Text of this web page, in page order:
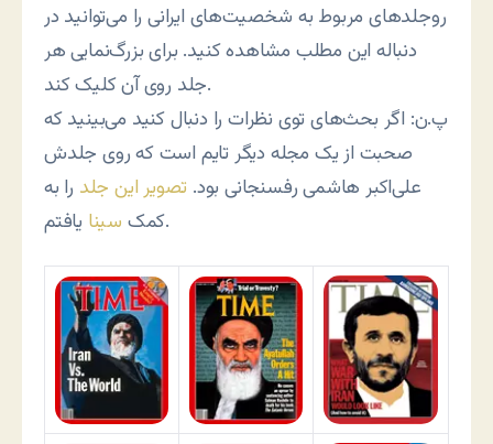
روجلدهای مربوط به شخصیت‌های ایرانی را می‌توانید در
دنباله این مطلب مشاهده کنید. برای بزرگ‌نمایی هر
جلد روی آن کلیک کند.
پ.ن: اگر بحث‌های توی نظرات را دنبال کنید می‌بینید که
صحبت از یک مجله دیگر تایم است که روی جلدش
علی‌اکبر هاشمی رفسنجانی بود. تصویر این جلد را به
کمک سینا یافتم.